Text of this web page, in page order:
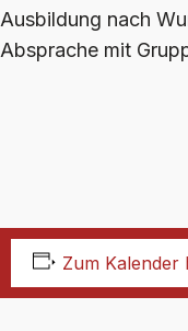
Ausbildung nach
Absprache mit
Zum Kalender